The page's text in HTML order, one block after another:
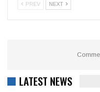
PREV NEXT
LATEST NEWS